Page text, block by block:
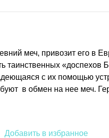
меч, привозит его в
таинственных «доспехов
с их помощью
в обмен на нее меч.